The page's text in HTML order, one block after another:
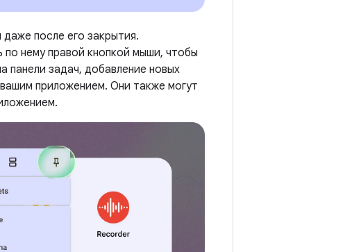
после его закрытия.
по нему правой кнопкой мыши, чтобы
панели задач, добавление новых
приложением. Они также могут